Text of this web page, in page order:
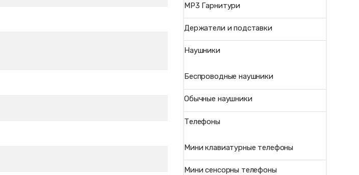
MP3 Гарнитури
Держатели и подставки
Наушники
Беспроводные наушники
Обычные наушники
Телефоны
Мини клавиатурные телефоны
Мини сенсорны телефоны